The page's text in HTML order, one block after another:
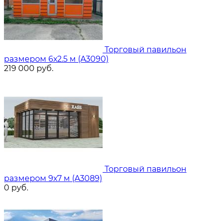
Торговый павильон
размером 6х2.5 м (A3090)
219 000 руб.
Торговый павильон
размером 9х7 м (A3089)
0 руб.